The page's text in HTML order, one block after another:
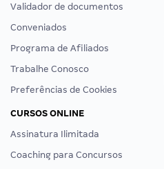
Validador de documentos
Conveniados
Programa de Afiliados
Trabalhe Conosco
Preferências de Cookies
CURSOS ONLINE
Assinatura Ilimitada
Coaching para Concursos